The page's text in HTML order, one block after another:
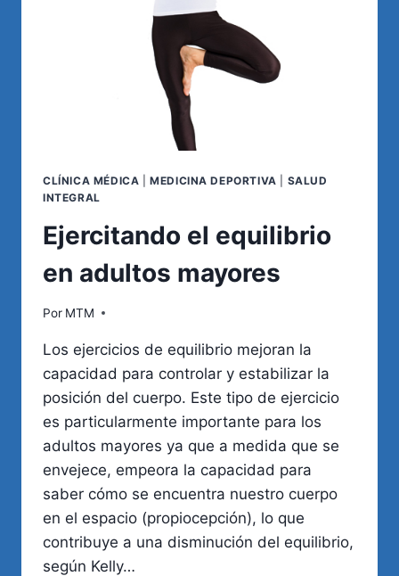
CLÍNICA MÉDICA |MEDICINA DEPORTIVA
SALUD
INTEGRAL
Ejercitando el equilibrio
en adultos mayores
Por MTM
Los ejercicios de equilibrio mejoran la
capacidad para controlar y estabilizar la
posición del cuerpo. Este tipo de ejercicio
es particularmente importante para los
adultos mayores ya que a medida que se
envejece, empeora la capacidad para
saber cómo se encuentra nuestro cuerpo
en el espacio (propiocepción), lo que
contribuye a una disminución del equilibrio,
según Kelly…